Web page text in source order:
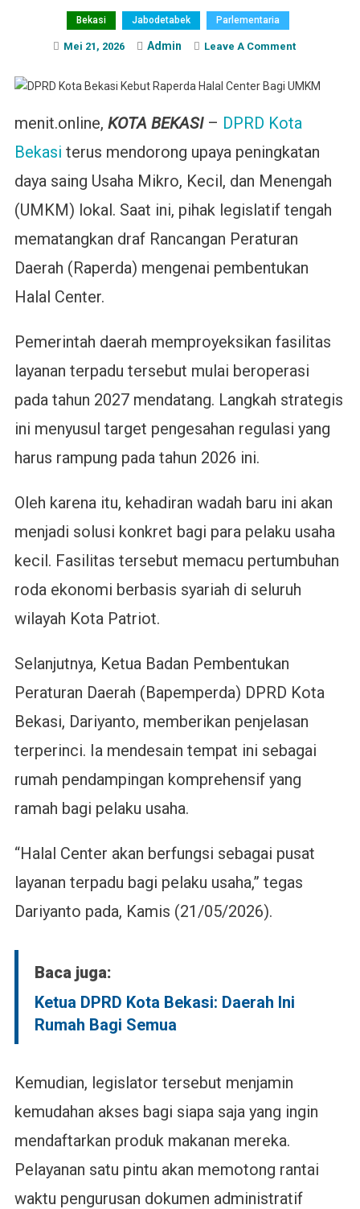
Bekasi Jabodetabek Parlementaria
Mei 21, 2026 Admin Leave A CommentOn
Kota
Kebut
Halal
Center
Bagi
UMKM
menit.online, KOTA BEKASI – DPRD Kota
Bekasi terus mendorong upaya peningkatan
daya saing Usaha Mikro, Kecil, dan Menengah
(UMKM) lokal. Saat ini, pihak legislatif tengah
mematangkan draf Rancangan Peraturan
Daerah (Raperda) mengenai pembentukan
Halal Center.
Pemerintah daerah memproyeksikan fasilitas
layanan terpadu tersebut mulai beroperasi
pada tahun 2027 mendatang. Langkah strategis
ini menyusul target pengesahan regulasi yang
harus rampung pada tahun 2026 ini.
Oleh karena itu, kehadiran wadah baru ini akan
menjadi solusi konkret bagi para pelaku usaha
kecil. Fasilitas tersebut memacu pertumbuhan
roda ekonomi berbasis syariah di seluruh
wilayah Kota Patriot.
Selanjutnya, Ketua Badan Pembentukan
Peraturan Daerah (Bapemperda) DPRD Kota
Bekasi, Dariyanto, memberikan penjelasan
terperinci. Ia mendesain tempat ini sebagai
rumah pendampingan komprehensif yang
ramah bagi pelaku usaha.
“Halal Center akan berfungsi sebagai pusat
layanan terpadu bagi pelaku usaha,” tegas
Dariyanto pada, Kamis (21/05/2026).
Baca juga:
Ketua DPRD Kota Bekasi: Daerah Ini
Rumah Bagi Semua
Kemudian, legislator tersebut menjamin
kemudahan akses bagi siapa saja yang ingin
mendaftarkan produk makanan mereka.
Pelayanan satu pintu akan memotong rantai
waktu pengurusan dokumen administratif